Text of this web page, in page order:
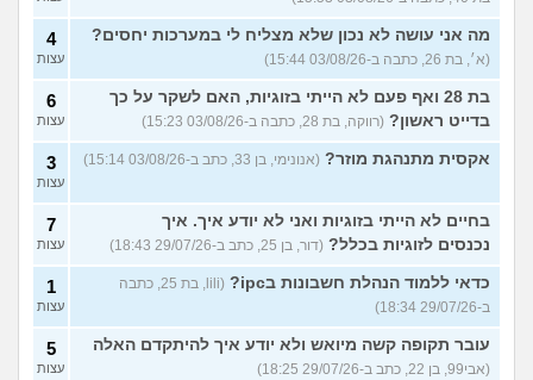
מה אני עושה לא נכון שלא מצליח לי במערכות יחסים?
(א׳, בת 26, כתבה ב-03/08/26 15:44)
4
עצות
בת 28 ואף פעם לא הייתי בזוגיות, האם לשקר על כך
בדייט ראשון? (רווקה, בת 28, כתבה ב-03/08/26 15:23)
6
עצות
אקסית מתנהגת מוזר? (אנונימי, בן 33, כתב ב-03/08/26 15:14) 3
עצות
בחיים לא הייתי בזוגיות ואני לא יודע איך. איך
נכנסים לזוגיות בכלל? (דור, בן 25, כתב ב-29/07/26 18:43)
7
עצות
כדאי ללמוד הנהלת חשבונות בipc?
(lili, בת 25, כתבה
ב-29/07/26 18:34)
1
עצות
עובר תקופה קשה מיואש ולא יודע איך להיתקדם האלה
(אבי99, בן 22, כתב ב-29/07/26 18:25)
5
עצות